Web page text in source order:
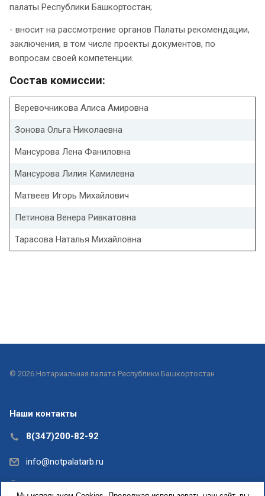
палаты Республики Башкортостан;
- вносит на рассмотрение органов Палаты рекомендации,
заключения, в том числе проекты документов, по
вопросам своей компетенции.
Состав комиссии:
Веревочникова Алиса Амировна
Зонова Ольга Николаевна
Мансурова Лена Фаниловна
Мансурова Лилия Камилевна
Матвеев Игорь Михайлович
Петинова Венера Ривкатовна
Тарасова Наталья Михайловна
© 2026 Нотариальная палата Республики Башкортостан
Наши контакты
8(347)200-82-92
info@notpalatarb.ru